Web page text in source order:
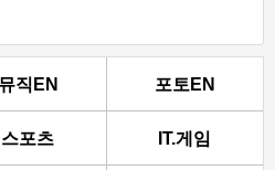
뮤직EN 포토EN
스포츠 IT.게임